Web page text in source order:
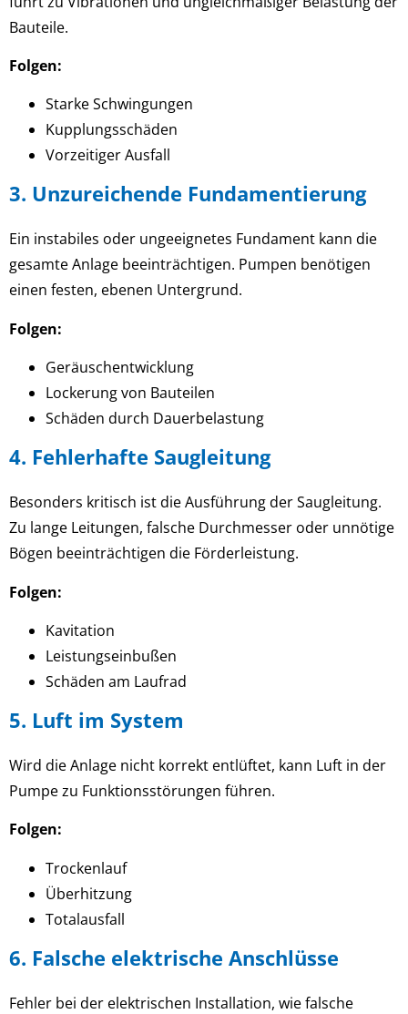
Bauteile.
Folgen:
Starke Schwingungen
Kupplungsschäden
Vorzeitiger Ausfall
3. Unzureichende Fundamentierung
Ein instabiles oder ungeeignetes Fundament kann die
gesamte Anlage beeinträchtigen. Pumpen benötigen
einen festen, ebenen Untergrund.
Folgen:
Geräuschentwicklung
Lockerung von Bauteilen
Schäden durch Dauerbelastung
4. Fehlerhafte Saugleitung
Besonders kritisch ist die Ausführung der Saugleitung.
Zu lange Leitungen, falsche Durchmesser oder unnötige
Bögen beeinträchtigen die Förderleistung.
Folgen:
Kavitation
Leistungseinbußen
Schäden am Laufrad
5. Luft im System
Wird die Anlage nicht korrekt entlüftet, kann Luft in der
Pumpe zu Funktionsstörungen führen.
Folgen:
Trockenlauf
Überhitzung
Totalausfall
6. Falsche elektrische Anschlüsse
Fehler bei der elektrischen Installation, wie falsche